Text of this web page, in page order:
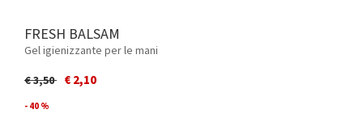
FRESH BALSAM
Gel igienizzante per le mani
Price reduced from
€ 3,50to€ 2,10
- 40 %